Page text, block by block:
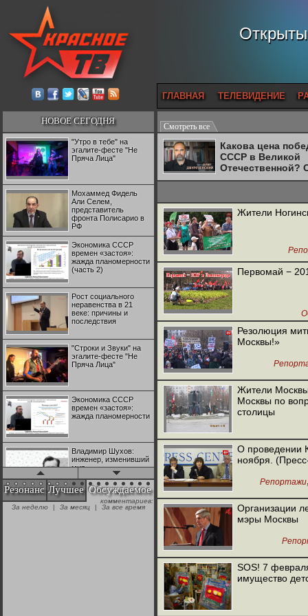
ГЛАВНАЯ ТЕЛЕВИДЕНИЕ
НОВОЕ СЕГОДНЯ
"Утро в тебе" на
эгалите-фесте "Не
Пряча Лица"
Мохаммед Фидель
Али Селем,
представитель
фронта Полисарио в
РФ
Экономика СССР
времен «застоя»:
жажда планомерности
(часть 2)
Рост социального
неравенства в 21
веке: причины и
последствия
"Строки и Звуки" на
эгалите-фесте "Не
Пряча Лица"
Экономика СССР
времен «застоя»:
жажда планомерности
Владимир Шухов:
инженер, изменивший
мир
"Аркадий Коц" на
эгалите-фесте "Не
Резонанс Лучшее Обсуждаемое
комментариев:
За неделю
| За месяц | За все время
Смотреть все
Какова цена
СССР в Великой
Отечественной?
Двуреченский о
Жители
Первомай −
Резолюция
Москвы!»
Жители Москвы
Москвы по
столицы
О проведении
ноября.
Репортажи
Организации
мэры Москвы
SOS! 7
имущество